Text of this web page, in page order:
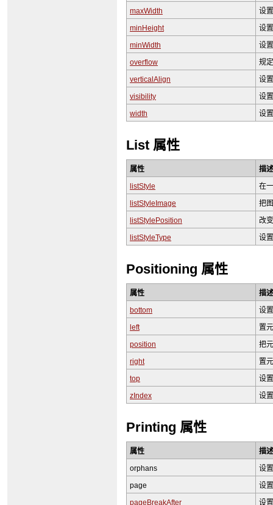
maxWidth
设
minHeight
设
minWidth
设
overflow
规
verticalAlign
设
visibility
设
width
设
List 属性
属性
描述
listStyle
在
listStyleImage
把
listStylePosition
改
listStyleType
设
Positioning 属性
属性
描述
bottom
设
left
置
position
把
right
置
top
设
zIndex
设
Printing 属性
属性
描述
orphans
设
page
设
pageBreakAfter
设